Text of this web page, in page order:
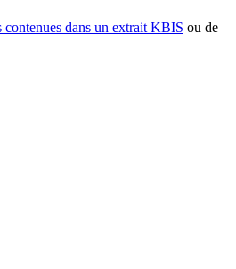
contenues dans un extrait KBIS ou de